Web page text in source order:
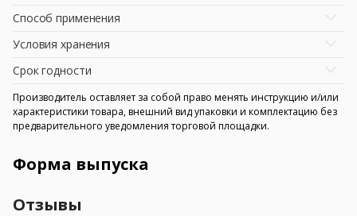
Способ применения
Условия хранения
Срок годности
Производитель оставляет за собой право менять инструкцию и/или
характеристики товара, внешний вид упаковки и комплектацию без
предварительного уведомления торговой площадки.
Форма выпуска
Отзывы